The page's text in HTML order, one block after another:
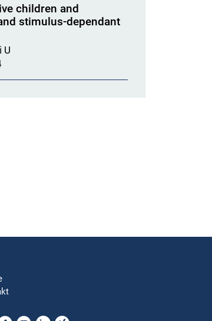
children and
stimulus-dependant
U